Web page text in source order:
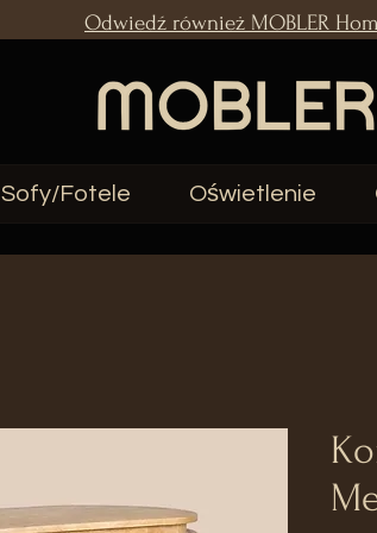
Odwiedź również MOBLER
Sofy/Fotele Oświetlenie